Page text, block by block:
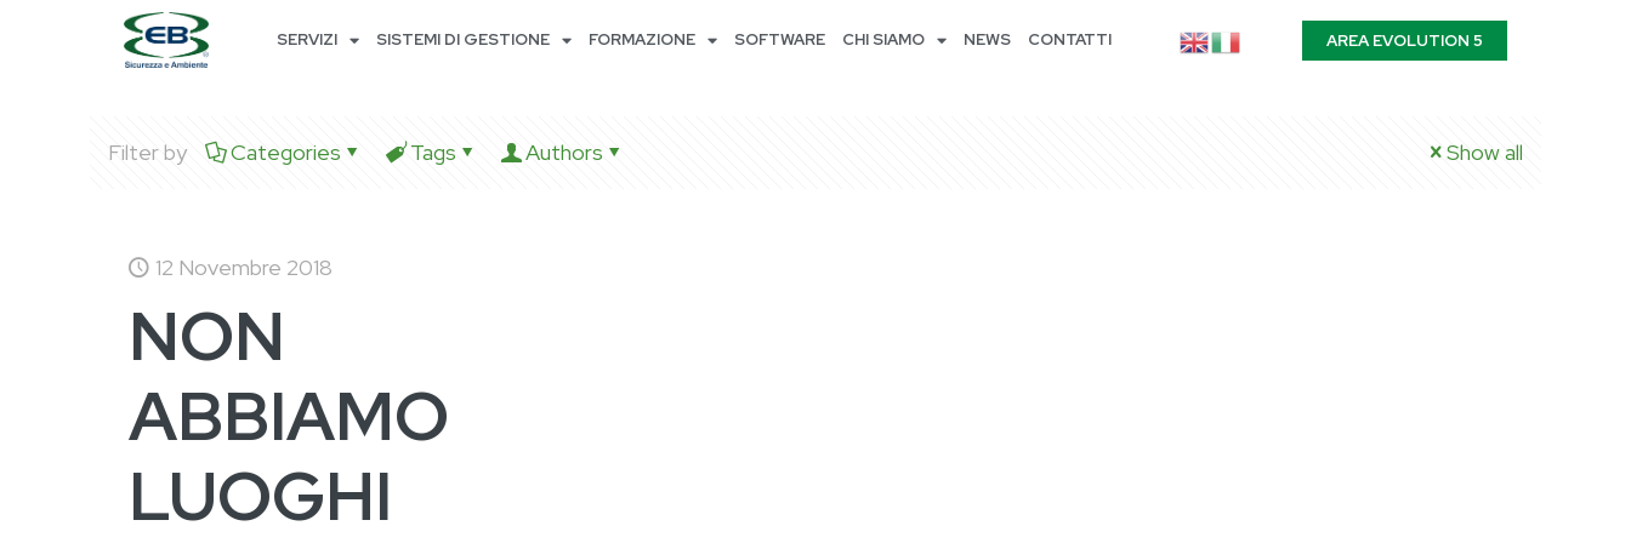
SERVIZI SISTEMI DI GESTIONE FORMAZIONE SOFTWARE CHI SIAMO NEWS CONTATTI AREA EVOLUTION 5
Filter by Categories Tags Authors Show all
12 Novembre 2018
NON
ABBIAMO
LUOGHI